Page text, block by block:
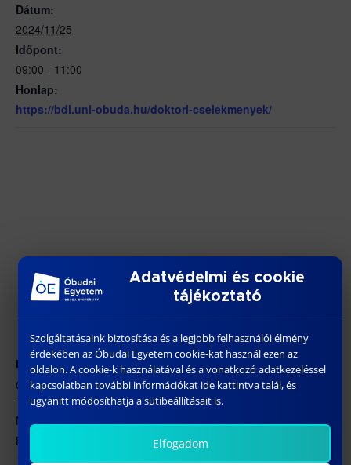
Dátum:
2024/11/25
Időpont:
09:00 - 11:00
Honlap:
https://bdi.uni-obuda.hu/doktori-cselekmenyek/
HELYSZÍN
ÓE BGK – 1081 Budapest, Népszínház utca 8. Fszt. 45.
Tanácsterem
Népszínház utca 8.
Budapest
Magyarország + Google Térkép
Adatvédelmi és cookie
tájékoztató
Szolgáltatásaink biztosítása és a legjobb felhasználói élmény
érdekében az Óbudai Egyetem cookie-kat használ ezen az
oldalon. A cookie-k használatával és a vonatkozó adatkezeléssel
kapcsolatban további információkat ide kattintva talál, és
ugyanitt módosíthatja a sütibeállításait is.
Elfogadom